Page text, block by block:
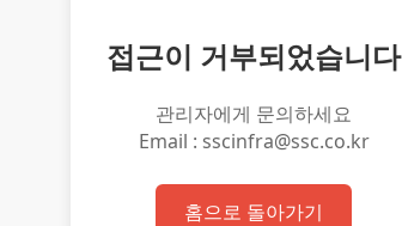
접근이 거부되었습니다
관리자에게 문의하세요
Email : sscinfra@ssc.co.kr
홈으로 돌아가기